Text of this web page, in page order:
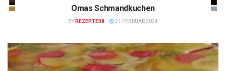
Omas Schmandkuchen
BY REZEPTE38 21 FEBRUAR 2024